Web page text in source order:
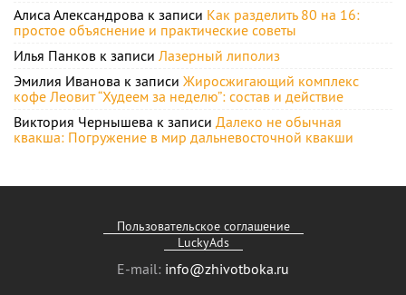
Алиса Александрова к записи Как разделить 80 на 16:
простое объяснение и практические советы
Илья Панков к записи Лазерный липолиз
Эмилия Иванова к записи Жиросжигающий комплекс
кофе Леовит “Худеем за неделю”: состав и действие
Виктория Чернышева к записи Далеко не обычная
квакша: Погружение в мир дальневосточной квакши
Пользовательское соглашение
LuckyAds
E-mail: info@zhivotboka.ru